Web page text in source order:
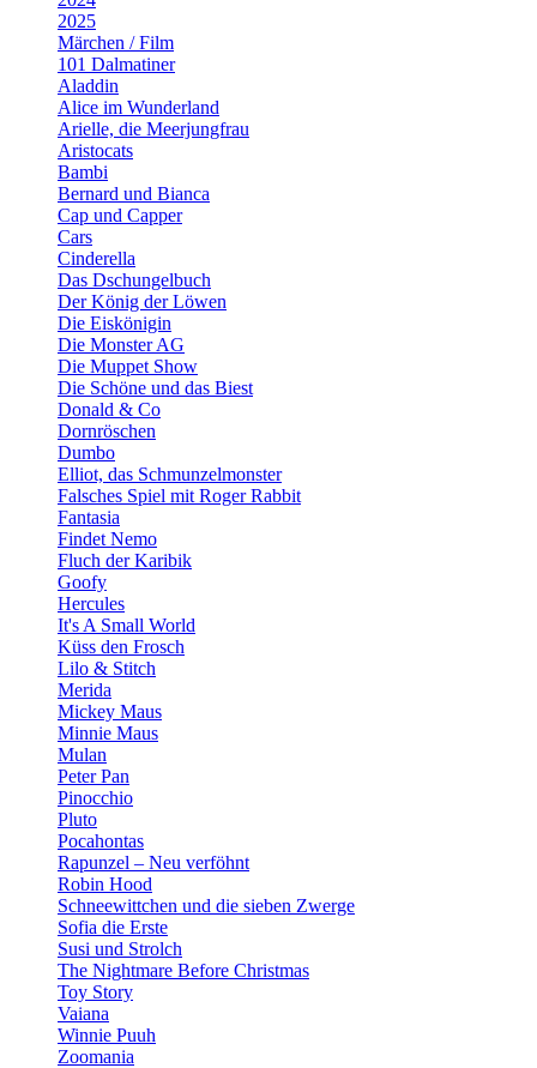
2025
Märchen / Film
101 Dalmatiner
Aladdin
Alice im Wunderland
Arielle, die Meerjungfrau
Aristocats
Bambi
Bernard und Bianca
Cap und Capper
Cars
Cinderella
Das Dschungelbuch
Der König der Löwen
Die Eiskönigin
Die Monster AG
Die Muppet Show
Die Schöne und das Biest
Donald & Co
Dornröschen
Dumbo
Elliot, das Schmunzelmonster
Falsches Spiel mit Roger Rabbit
Fantasia
Findet Nemo
Fluch der Karibik
Goofy
Hercules
It's A Small World
Küss den Frosch
Lilo & Stitch
Merida
Mickey Maus
Minnie Maus
Mulan
Peter Pan
Pinocchio
Pluto
Pocahontas
Rapunzel – Neu verföhnt
Robin Hood
Schneewittchen und die sieben Zwerge
Sofia die Erste
Susi und Strolch
The Nightmare Before Christmas
Toy Story
Vaiana
Winnie Puuh
Zoomania